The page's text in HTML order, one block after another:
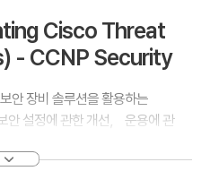
Cisco Threat
- CCNP Security
안 장비 솔루션을 활용하는
설정에 관한 개선， 운용에 관
기반 보안에 관한 설정을 통해